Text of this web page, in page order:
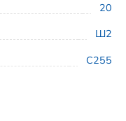
20
Ш2
С255